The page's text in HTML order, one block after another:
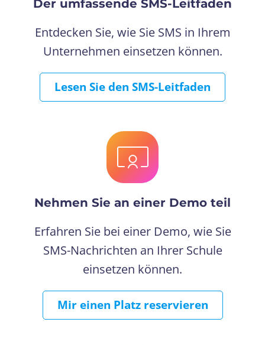
Der umfassende SMS-Leitfaden
Entdecken Sie, wie Sie SMS in Ihrem
Unternehmen einsetzen können.
Lesen Sie den SMS-Leitfaden
Nehmen Sie an einer Demo teil
Erfahren Sie bei einer Demo, wie Sie
SMS-Nachrichten an Ihrer Schule
einsetzen können.
Mir einen Platz reservieren